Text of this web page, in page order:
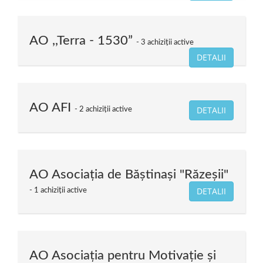
AO ,,Terra - 1530” 3 achiziții active
DETALII
AO AFI 2 achiziții active DETALII
AO Asociaţia de Băştinaşi "Răzeşii"
1 achiziții active DETALII
AO Asociația pentru Motivație și